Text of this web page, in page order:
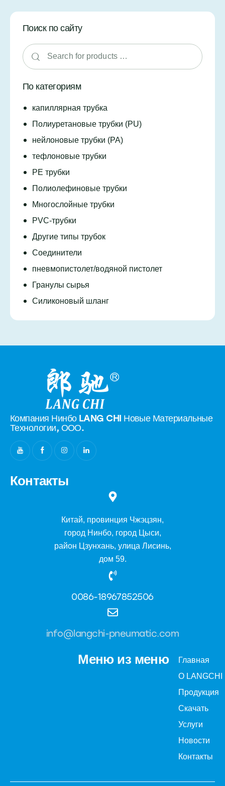
Поиск по сайту
По категориям
капиллярная трубка
Полиуретановые трубки (PU)
нейлоновые трубки (PA)
тефлоновые трубки
PE трубки
Полиолефиновые трубки
Многослойные трубки
PVC-трубки
Другие типы трубок
Соединители
пневмопистолет/водяной пистолет
Гранулы сырья
Силиконовый шланг
Компания Нинбо LANG CHI Новые Материальные
Технологии, ООО.
Контакты
Китай, провинция Чжэцзян,
город Нинбо, город Цыси,
район Цзунхань, улица Лисинь,
дом 59.
0086-18967852506
info@langchi-pneumatic.com
Меню из меню
Главная
О LANGCHI
Продукция
Скачать
Услуги
Новости
Контакты